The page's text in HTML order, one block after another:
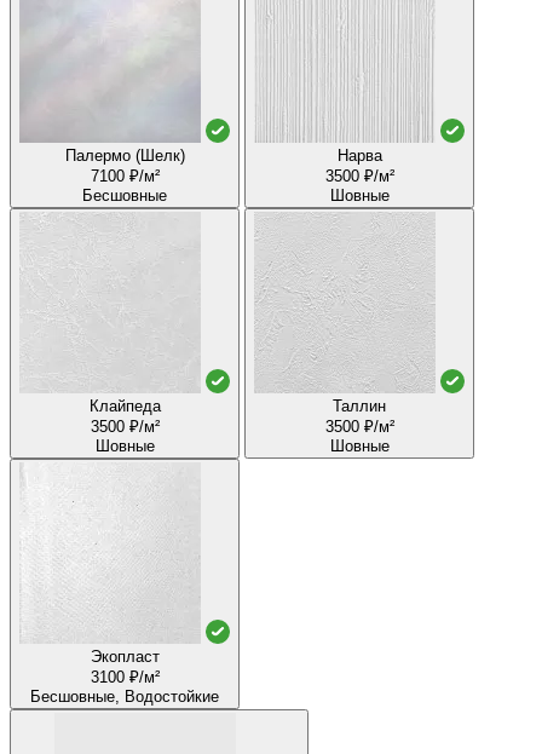
Палермо (Шелк)
7100 ₽/м²
Бесшовные
Нарва
3500 ₽/м²
Шовные
Клайпеда
3500 ₽/м²
Шовные
Таллин
3500 ₽/м²
Шовные
Экопласт
3100 ₽/м²
Бесшовные, Водостойкие